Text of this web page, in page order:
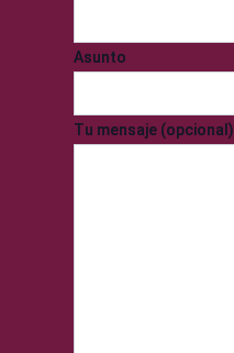
Asunto
Tu mensaje (opcional)